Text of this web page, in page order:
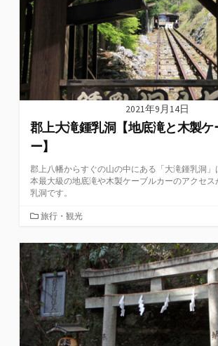
2021年9月14日
郡上大滝鍾乳洞【地底滝と木製ケ
ー】
郡上八幡からすぐの山の中にある「大滝鍾乳洞」
本最大級の地底滝や木製ケーブルカーのアクセ
乳洞です。
カ
ゴ
リ
ー
旅行・観光